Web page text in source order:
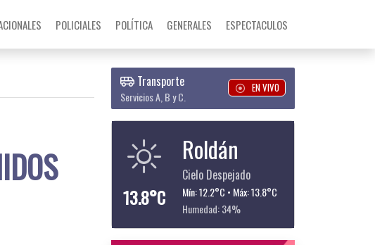
POLICIALES POLÍTICA GENERALES ESPECTACULOS
Transporte
Servicios A, B y C.
EN VIVO
13.8°C
Roldán
Cielo Despejado
Mín: 12.2°C • Máx: 13.8°C
Humedad: 34%